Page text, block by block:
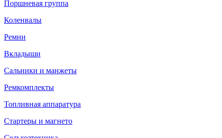
Поршневая группа
Коленвалы
Ремни
Вкладыши
Сальники и манжеты
Ремкомплекты
Топливная аппаратура
Стартеры и магнето